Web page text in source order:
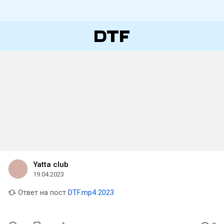
Yatta club
19.04.2023
Ответ на пост DTF.mp4 2023